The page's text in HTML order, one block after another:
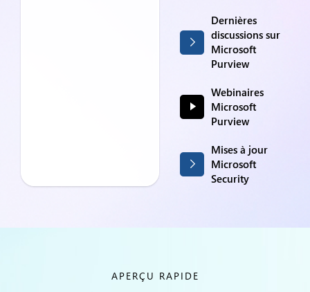
Dernières
discussions sur
Microsoft
Purview
Webinaires
Microsoft
Purview
Mises à jour
Microsoft
Security
APERÇU RAPIDE